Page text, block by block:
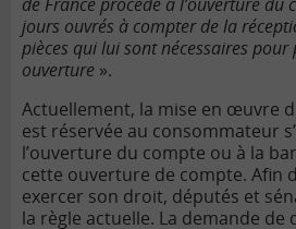
jours ouvrés à compter de la
pièces qui lui sont nécessaires pour
ouverture ».
Actuellement, la mise en œuvre
est réservée au consommateur
l’ouverture du compte ou à la
cette ouverture de compte. Afin
exercer son droit, députés et
la règle actuelle. La demande